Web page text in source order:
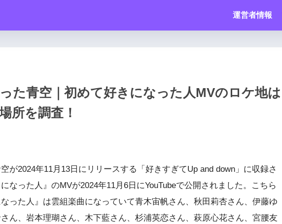
運営者情報
た青空｜初めて好きになった人MVのロケ地は
所を調査！
が2024年11月13日にリリースする「好きすぎてUp and down」に収録さ
なった人』のMVが2024年11月6日にYouTubeで公開されました。こちら
った人』は雲組楽曲になっていて青木宙帆さん、秋田莉杏さん、伊藤ゆ
ん、岩本理瑚さん、木下藍さん、杉浦英恋さん、萩原心花さん、宮腰友